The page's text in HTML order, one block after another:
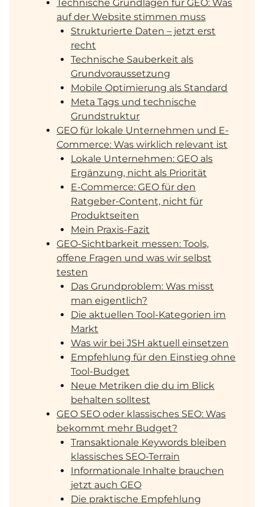
Technische Grundlagen für GEO: Was
auf der Website stimmen muss
Strukturierte Daten – jetzt erst
recht
Technische Sauberkeit als
Grundvoraussetzung
Mobile Optimierung als Standard
Meta Tags und technische
Grundstruktur
GEO für lokale Unternehmen und E-
Commerce: Was wirklich relevant ist
Lokale Unternehmen: GEO als
Ergänzung, nicht als Priorität
E-Commerce: GEO für den
Ratgeber-Content, nicht für
Produktseiten
Mein Praxis-Fazit
GEO-Sichtbarkeit messen: Tools,
offene Fragen und was wir selbst
testen
Das Grundproblem: Was misst
man eigentlich?
Die aktuellen Tool-Kategorien im
Markt
Was wir bei JSH aktuell einsetzen
Empfehlung für den Einstieg ohne
Tool-Budget
Neue Metriken die du im Blick
behalten solltest
GEO SEO oder klassisches SEO: Was
bekommt mehr Budget?
Transaktionale Keywords bleiben
klassisches SEO-Terrain
Informationale Inhalte brauchen
jetzt auch GEO
Die praktische Empfehlung